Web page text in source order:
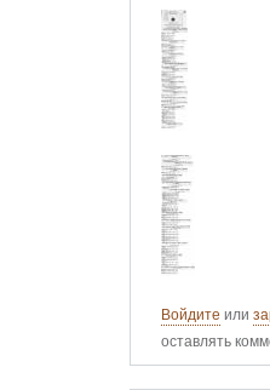
Войдите или
оставлять